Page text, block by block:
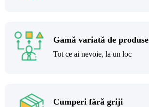
Gamă variată de produse
Tot ce ai nevoie, la un loc
Cumperi fără griji